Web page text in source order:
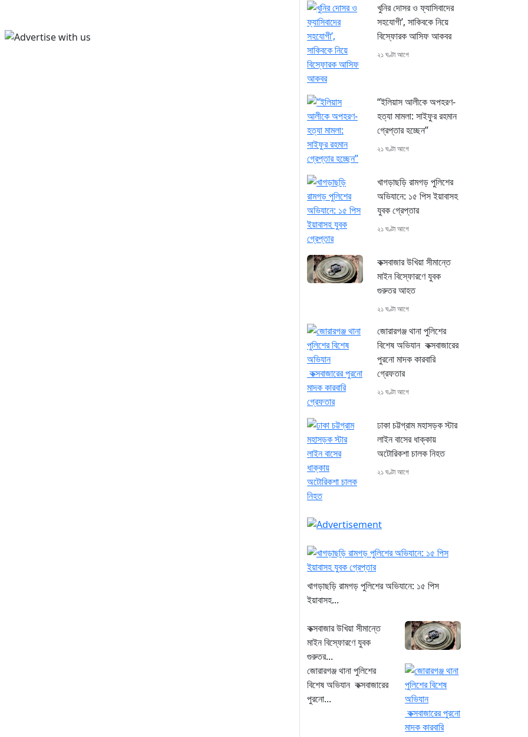
খুনির দোসর ও ফ্যাসিবাদের
সহযোগী’, সাকিবকে নিয়ে
বিস্ফোরক আসিফ আকবর
২১ ঘণ্টা আগে
“ইলিয়াস আলীকে অপহরণ-
হত্যা মামলা: সাইফুর রহমান
গ্রেপ্তার হচ্ছেন”
২১ ঘণ্টা আগে
খাগড়াছড়ি রামগড় পুলিশের
অভিযানে: ১৫ পিস ইয়াবাসহ
যুবক গ্রেপ্তার
২১ ঘণ্টা আগে
কক্সবাজার উখিয়া সীমান্তে
মাইন বিস্ফোরণে যুবক
গুরুতর আহত
২১ ঘণ্টা আগে
জোরারগঞ্জ থানা পুলিশের
বিশেষ অভিযান কক্সবাজারের
পুরনো মাদক কারবারি
গ্রেফতার
২১ ঘণ্টা আগে
ঢাকা চট্টগ্রাম মহাসড়ক স্টার
লাইন বাসের ধাক্কায়
অটোরিকশা চালক নিহত
২১ ঘণ্টা আগে
খাগড়াছড়ি রামগড় পুলিশের অভিযানে: ১৫ পিস
ইয়াবাসহ...
কক্সবাজার উখিয়া সীমান্তে
মাইন বিস্ফোরণে যুবক
গুরুতর...
জোরারগঞ্জ থানা পুলিশের
বিশেষ অভিযান কক্সবাজারের
পুরনো...